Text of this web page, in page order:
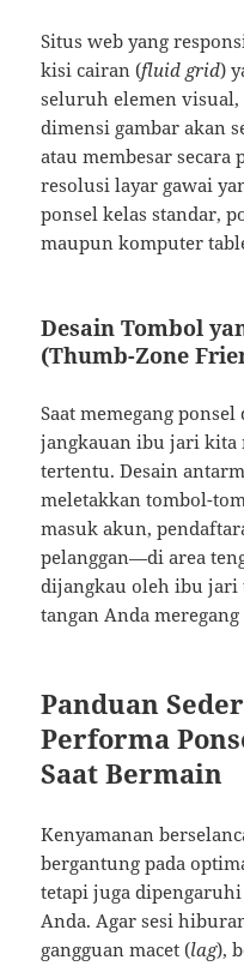
Situs web yang
kisi cairan (fluid grid)
seluruh elemen
dimensi gambar akan
atau membesar
resolusi layar gawai
ponsel kelas standar,
maupun komputer
Desain Tombol
(Thumb-Zone
Saat memegang
jangkauan ibu jari kita
tertentu. Desain
meletakkan tombol-
masuk akun,
pelanggan—di area
dijangkau oleh ibu jari
tangan Anda
Panduan
Performa
Saat Bermain
Kenyamanan
bergantung pada
tetapi juga
Anda. Agar sesi
gangguan macet (lag),